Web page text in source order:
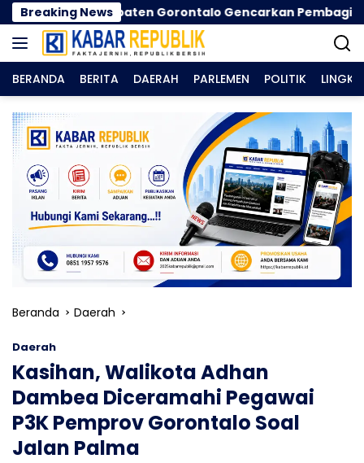
Langsung
ke
konten
Breaking NewsGorontalo Gencarkan Pembagian Masker
BERANDA BERITA DAERAH PARLEMEN POLITIK
Beranda Daerah
Daerah
Kasihan, Walikota Adhan
Dambea Diceramahi Pegawai
P3K Pemprov Gorontalo Soal
Jalan Palma